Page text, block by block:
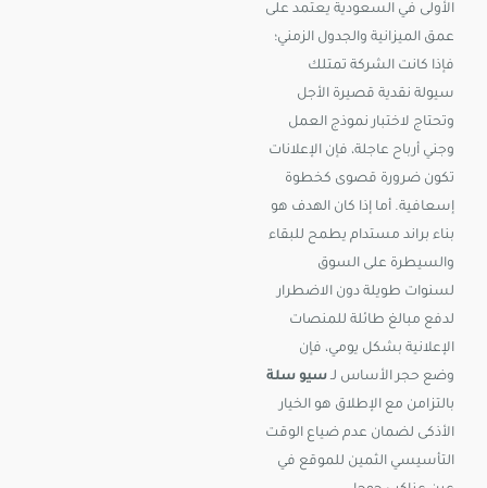
الأولى في السعودية يعتمد على
عمق الميزانية والجدول الزمني؛
فإذا كانت الشركة تمتلك
سيولة نقدية قصيرة الأجل
وتحتاج لاختبار نموذج العمل
وجني أرباح عاجلة، فإن الإعلانات
تكون ضرورة قصوى كخطوة
إسعافية. أما إذا كان الهدف هو
بناء براند مستدام يطمح للبقاء
والسيطرة على السوق
لسنوات طويلة دون الاضطرار
لدفع مبالغ طائلة للمنصات
الإعلانية بشكل يومي، فإن
وضع حجر الأساس لـ سيو سلة
بالتزامن مع الإطلاق هو الخيار
الأذكى لضمان عدم ضياع الوقت
التأسيسي الثمين للموقع في